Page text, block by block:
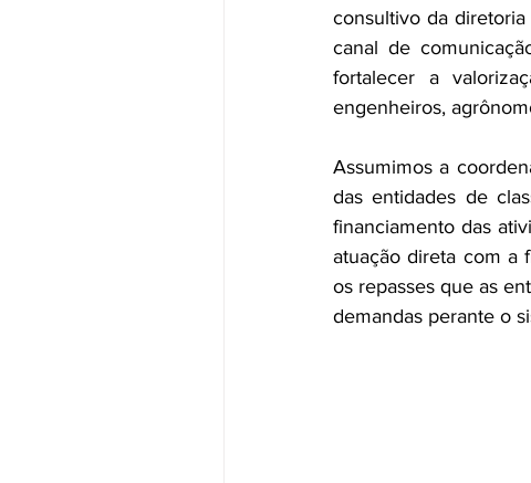
consultivo da
canal de
fortalecer a
engenheiros,
Assumimos a
das entidades de
financiamento das
atuação direta com a
os repasses que as
demandas perante o